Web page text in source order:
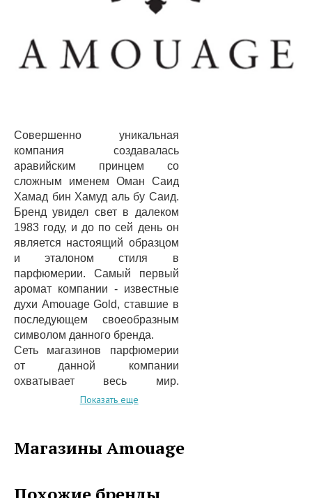
Совершенно уникальная
компания создавалась
аравийским принцем со
сложным именем Оман Саид
Хамад бин Хамуд аль бу Саид.
Бренд увидел свет в далеком
1983 году, и до по сей день он
является настоящий образцом
и эталоном стиля в
парфюмерии. Самый первый
аромат компании - известные
духи Amouage Gold, ставшие в
последующем своеобразным
символом данного бренда.
Сеть магазинов парфюмерии
от данной компании
охватывает весь мир.
Преимущества ее заключаются
отличается высочайшим,
действительно элитным
талантливые парфюмеры
Показать еще
Магазины Amouage